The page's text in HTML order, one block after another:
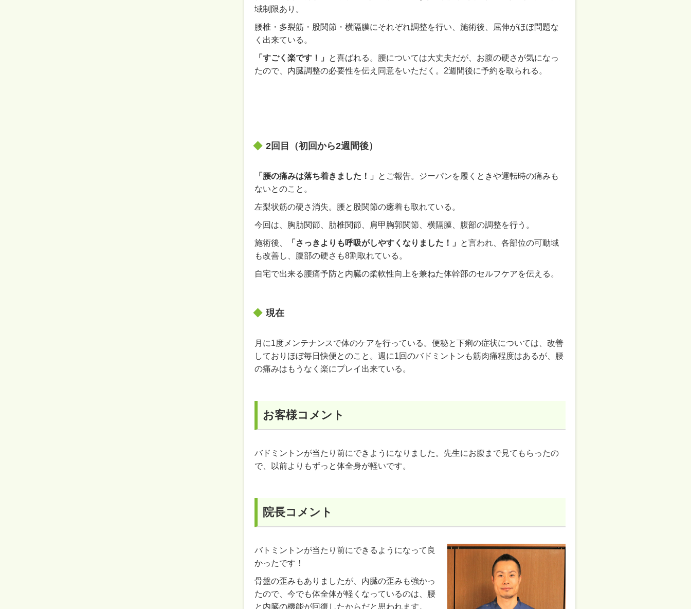
域制限あり。
腰椎・多裂筋・股関節・横隔膜にそれぞれ調整を行い、施術後、屈伸がほぼ問題な
く出来ている。
「すごく楽です！」
と喜ばれる。腰については大丈夫だが、お腹の硬さが気になっ
たので、内臓調整の必要性を伝え同意をいただく。2週間後に予約を取られる。
2回目（初回から2週間後）
「腰の痛みは落ち着きました！」
とご報告。ジーパンを履くときや運転時の痛みも
ないとのこと。
左梨状筋の硬さ消失。腰と股関節の癒着も取れている。
今回は、胸肋関節、肋椎関節、肩甲胸郭関節、横隔膜、腹部の調整を行う。
施術後、 「さっきよりも呼吸がしやすくなりました！」
と言われ、各部位の可動域
も改善し、腹部の硬さも8割取れている。
自宅で出来る腰痛予防と内臓の柔軟性向上を兼ねた体幹部のセルフケアを伝える。
現在
月に1度メンテナンスで体のケアを行っている。便秘と下痢の症状については、改善
しておりほぼ毎日快便とのこと。週に1回のバドミントンも筋肉痛程度はあるが、腰
の痛みはもうなく楽にプレイ出来ている。
お客様コメント
バドミントンが当たり前にできようになりました。先生にお腹まで見てもらったの
で、以前よりもずっと体全身が軽いです。
院長コメント
バトミントンが当たり前にできるようになって良
かったです！
骨盤の歪みもありましたが、内臓の歪みも強かっ
たので、今でも体全体が軽くなっているのは、腰
と内臓の機能が回復したからだと思われます。